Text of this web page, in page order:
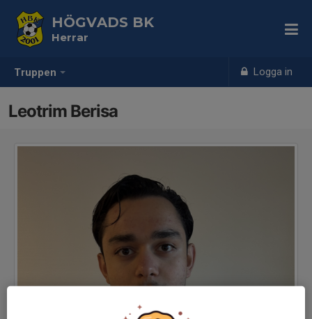
Truppen Logga in
HÖGVADS BK
Herrar
Leotrim Berisa